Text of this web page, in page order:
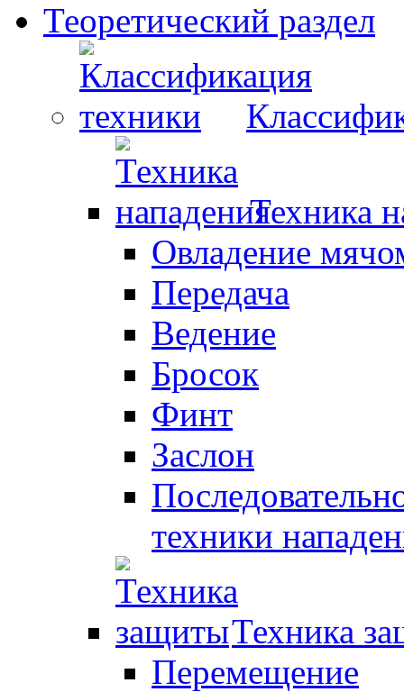
Теоретический раздел
Техника
Овладение
Передача
Ведение
Бросок
Финт
Заслон
техники
Техника
Перемещение